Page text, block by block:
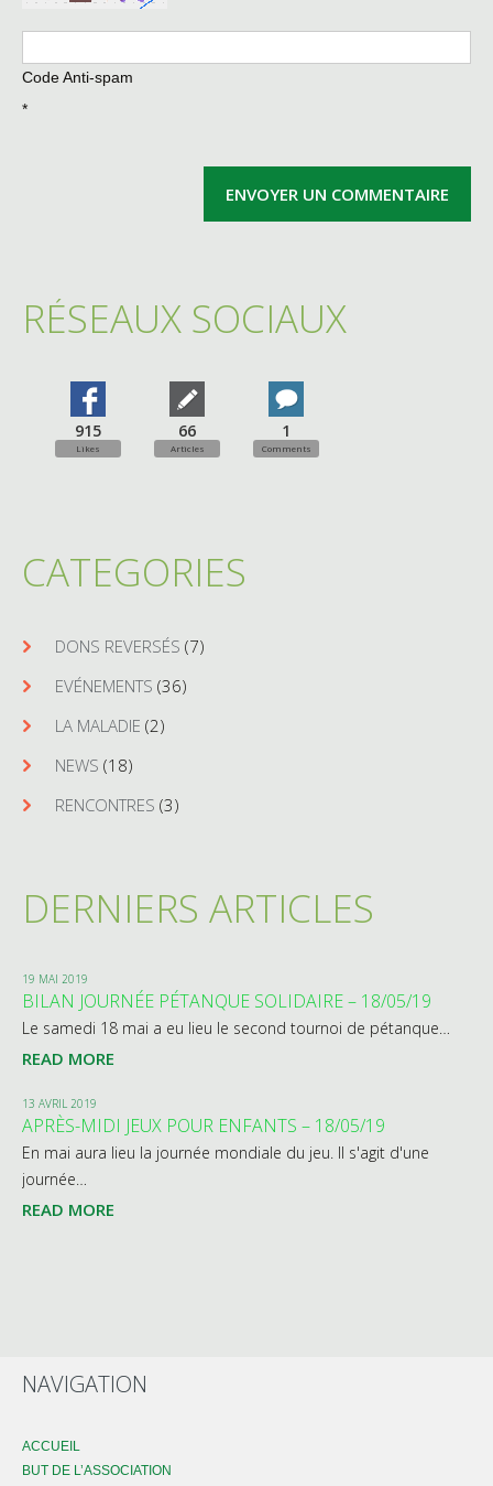
Code Anti-spam
*
RÉSEAUX SOCIAUX
915
Likes
66
Articles
1
Comments
CATEGORIES
DONS REVERSÉS (7)
EVÉNEMENTS (36)
LA MALADIE (2)
NEWS (18)
RENCONTRES (3)
DERNIERS ARTICLES
19 MAI 2019
BILAN JOURNÉE PÉTANQUE SOLIDAIRE – 18/05/19
Le samedi 18 mai a eu lieu le second tournoi de pétanque…
READ MORE
13 AVRIL 2019
APRÈS-MIDI JEUX POUR ENFANTS – 18/05/19
En mai aura lieu la journée mondiale du jeu. Il s'agit d'une
journée…
READ MORE
NAVIGATION
ACCUEIL
BUT DE L’ASSOCIATION